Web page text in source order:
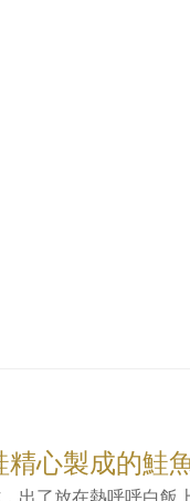
心製成的鮭